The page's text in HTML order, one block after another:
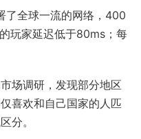
全球一流的网络，400
玩家延迟低于80ms；每
场调研，发现部分地区
喜欢和自己国家的人匹
分。